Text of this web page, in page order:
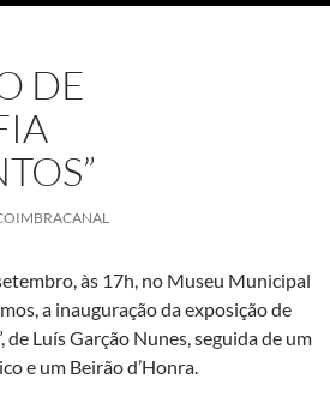
DE
às 17h, no Museu Municipal
a inauguração da exposição de
Luís Garção Nunes, seguida de um
e um Beirão d’Honra.